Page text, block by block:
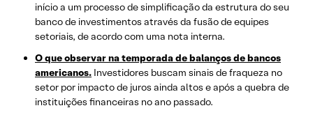
início a um processo de simplificação da estrutura do seu
banco de investimentos através da fusão de equipes
setoriais, de acordo com uma nota interna.
O que observar na temporada de balanços de bancos
americanos. Investidores buscam sinais de fraqueza no
setor por impacto de juros ainda altos e após a quebra de
instituições financeiras no ano passado.